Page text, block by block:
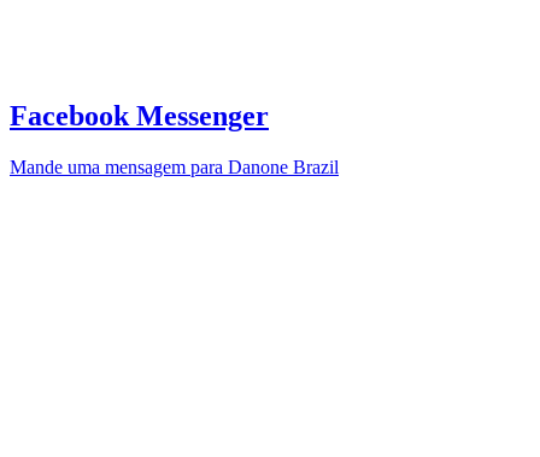
Facebook Messenger
Mande uma mensagem para Danone Brazil